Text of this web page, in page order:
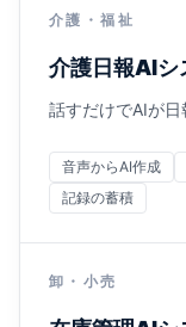
介護・福祉
介護日報AIシ
話すだけでAIが
音声からAI作成
記録の蓄積
卸・小売